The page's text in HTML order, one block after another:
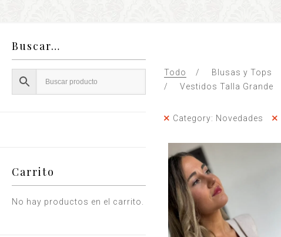
Todo Blusas y Tops
Vestidos Talla Grande
Category: Novedades
Buscar…
Carrito
No hay productos en el carrito.